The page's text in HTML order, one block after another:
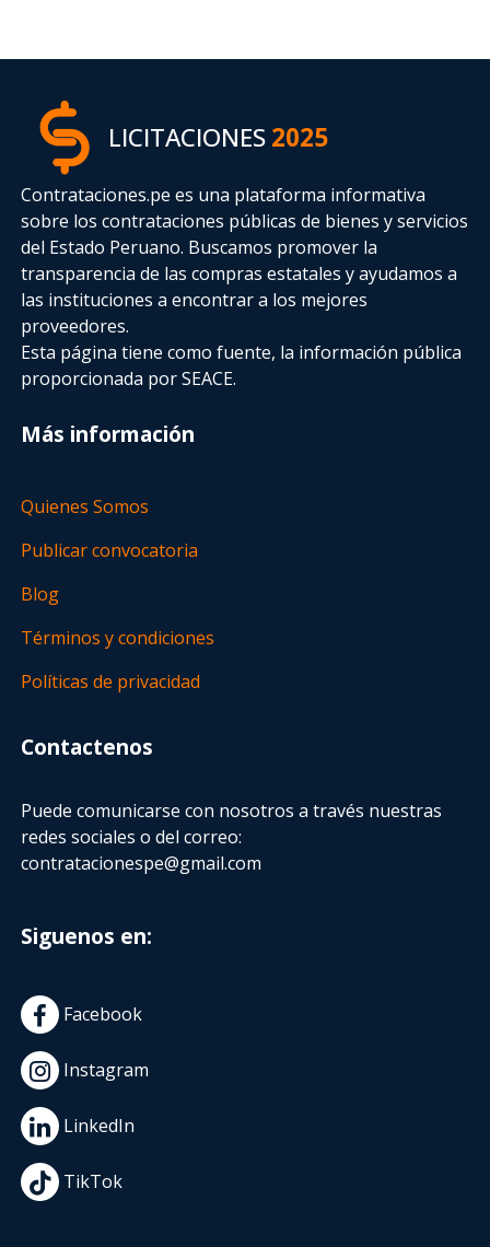
LICITACIONES2025
Contrataciones.pe es una plataforma informativa
sobre los contrataciones públicas de bienes y servicios
del Estado Peruano. Buscamos promover la
transparencia de las compras estatalesy ayudamos a
las instituciones a encontrar a los mejores
proveedores.
Esta página tiene como fuente, la información pública
proporcionada por SEACE.
Más información
Quienes Somos
Publicar convocatoria
Blog
Términos y condiciones
Políticas de privacidad
Contactenos
Puede comunicarse con nosotros a través nuestras
redes sociales o del correo:
contratacionespe@gmail.com
Siguenos en:
Facebook
Instagram
LinkedIn
TikTok